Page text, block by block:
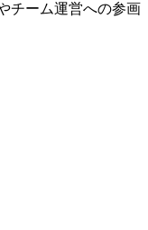
チーム運営への参画